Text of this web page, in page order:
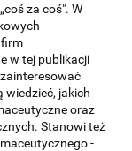
za coś". W
w tej publikacji
wiedzieć, jakich
oraz
Stanowi też
-